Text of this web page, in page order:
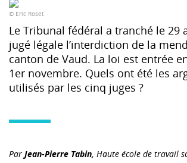
© Eric Roset
Le Tribunal fédéral a tranché le 29
jugé légale l’interdiction de la
canton de Vaud. La loi est entrée
1er novembre. Quels ont été les
utilisés par les cinq juges ?
Par Jean-Pierre Tabin, Haute école de travail